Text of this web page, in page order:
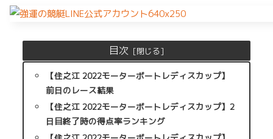
目次
【住之江 2022モーターボートレディスカップ】
前日のレース結果
【住之江 2022モーターボートレディスカップ】2
日目終了時の得点率ランキング